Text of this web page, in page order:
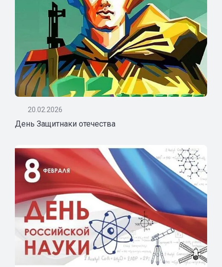
20.02.2026
День Защитнаки отечества